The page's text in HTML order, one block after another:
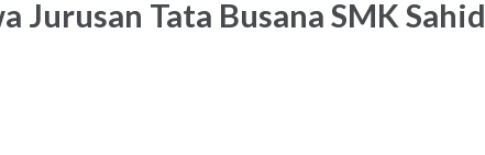
Jurusan Tata Busana SMK Sahid